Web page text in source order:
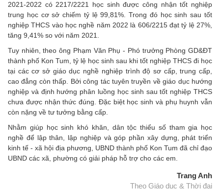
2021-2022 có 2217/2221 học sinh được công nhận tốt nghiệp
trung học cơ sở chiếm tỷ lệ 99,81%. Trong đó học sinh sau tốt
nghiệp THCS vào học nghề năm 2022 là 606/2215 đạt tỷ lệ 27%,
tăng 9,41% so với năm 2021.
Tuy nhiên, theo ông Phạm Văn Phụ - Phó trưởng Phòng GD&ĐT
thành phố Kon Tum, tỷ lệ học sinh sau khi tốt nghiệp THCS đi học
tại các cơ sở giáo dục nghề nghiệp trình độ sơ cấp, trung cấp,
cao đẳng còn thấp. Bởi công tác tuyên truyền về giáo dục hướng
nghiệp và định hướng phân luồng học sinh sau tốt nghiệp THCS
chưa được nhận thức đúng. Đặc biệt học sinh và phụ huynh vẫn
còn nặng về tư tưởng bằng cấp.
Nhằm giúp học sinh khó khăn, dân tộc thiểu số tham gia học
nghề để lập thân, lập nghiệp và góp phần xây dựng, phát triển
kinh tế - xã hội địa phương, UBND thành phố Kon Tum đã chỉ đạo
UBND các xã, phường có giải pháp hỗ trợ cho các em.
Trang Anh
Theo Giáo dục & Thời đại